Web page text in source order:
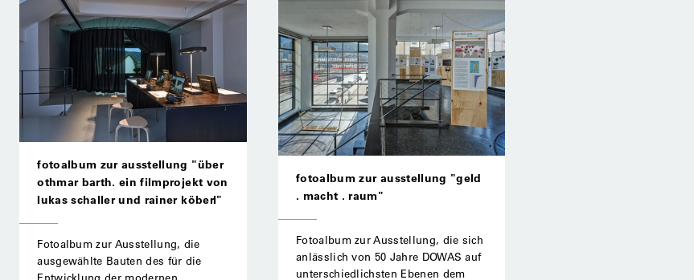
fotoalbum zur ausstellung "über
othmar barth. ein filmprojekt von
lukas schaller und rainer köberl"
Fotoalbum zur Ausstellung, die
ausgewählte Bauten des für die
Entwicklung der modernen
fotoalbum zur ausstellung "geld
. macht . raum"
Fotoalbum zur Ausstellung, die sich
anlässlich von 50 Jahre DOWAS auf
unterschiedlichsten Ebenen dem